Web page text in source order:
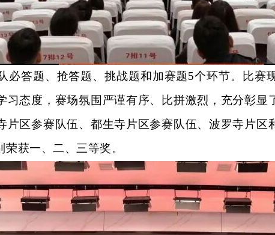
必答题、抢答题、挑战题和加赛题5个环节。比赛
习态度，赛场氛围严谨有序、比拼激烈，充分彰
片区参赛队伍、都生寺片区参赛队伍、波罗寺片
获一、二、三等奖。